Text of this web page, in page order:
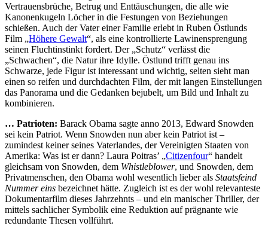
Vertrauensbrüche, Betrug und Enttäuschungen, die alle wie
Kanonenkugeln Löcher in die Festungen von Beziehungen
schießen. Auch der Vater einer Familie erlebt in Ruben Östlunds
Film „Höhere Gewalt“, als eine kontrollierte Lawinensprengung
seinen Fluchtinstinkt fordert. Der „Schutz“ verlässt die
„Schwachen“, die Natur ihre Idylle. Östlund trifft genau ins
Schwarze, jede Figur ist interessant und wichtig, selten sieht man
einen so reifen und durchdachten Film, der mit langen Einstellungen
das Panorama und die Gedanken bejubelt, um Bild und Inhalt zu
kombinieren.
… Patrioten: Barack Obama sagte anno 2013, Edward Snowden
sei kein Patriot. Wenn Snowden nun aber kein Patriot ist –
zumindest keiner seines Vaterlandes, der Vereinigten Staaten von
Amerika: Was ist er dann? Laura Poitras’ „Citizenfour“ handelt
gleichsam von Snowden, dem Whistleblower, und Snowden, dem
Privatmenschen, den Obama wohl wesentlich lieber als Staatsfeind
Nummer eins bezeichnet hätte. Zugleich ist es der wohl relevanteste
Dokumentarfilm dieses Jahrzehnts – und ein manischer Thriller, der
mittels sachlicher Symbolik eine Reduktion auf prägnante wie
redundante Thesen vollführt.